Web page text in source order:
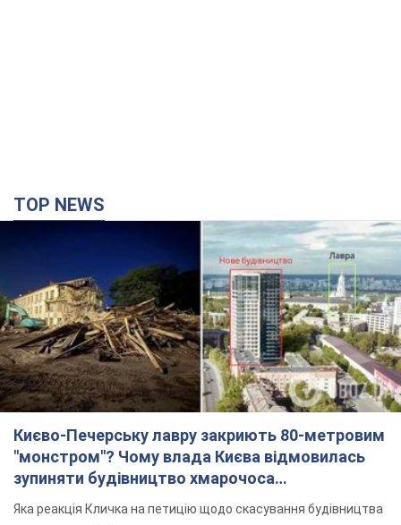
TOP NEWS
Києво-Печерську лавру закриють 80-метровим
"монстром"? Чому влада Києва відмовилась
зупиняти будівництво хмарочоса
"московського вірянина"
Яка реакція Кличка на петицію щодо скасування будівництва